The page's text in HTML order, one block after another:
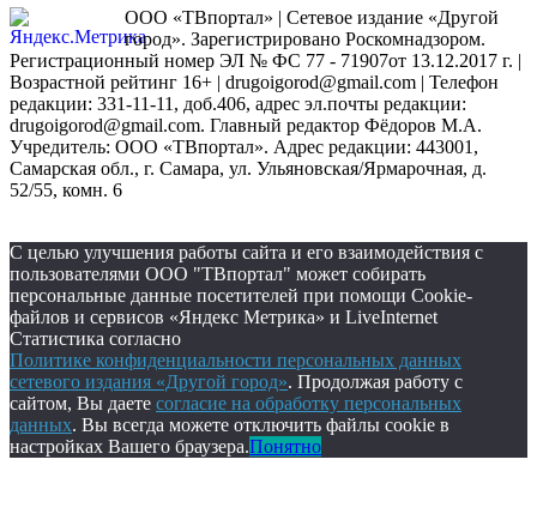
ООО «ТВпортал» | Сетевое издание «Другой
город». Зарегистрировано Роскомнадзором.
Регистрационный номер ЭЛ № ФС 77 - 71907от 13.12.2017 г. |
Возрастной рейтинг 16+ | drugoigorod@gmail.com | Телефон
редакции: 331-11-11, доб.406, адрес эл.почты редакции:
drugoigorod@gmail.com. Главный редактор Фёдоров М.А.
Учредитель: ООО «ТВпортал». Адрес редакции: 443001,
Самарская обл., г. Самара, ул. Ульяновская/Ярмарочная, д.
52/55, комн. 6
С целью улучшения работы сайта и его взаимодействия с
пользователями ООО "ТВпортал" может собирать
персональные данные посетителей при помощи Cookie-
файлов и сервисов «Яндекс Метрика» и LiveInternet
Статистика согласно
Политике конфиденциальности персональных данных
сетевого издания «Другой город». Продолжая работу с
сайтом, Вы даете согласие на обработку персональных
данных. Вы всегда можете отключить файлы cookie в
настройках Вашего браузера.Понятно